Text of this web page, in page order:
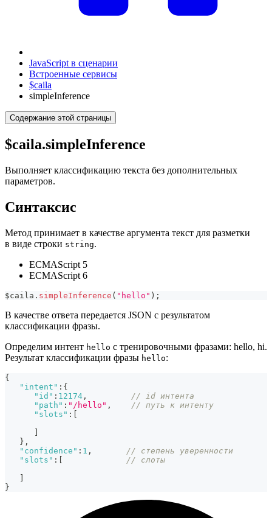
JavaScript в сценарии
Встроенные сервисы
$caila
simpleInference
Содержание этой страницы
$caila.simpleInference
Выполняет классификацию текста без дополнительных
параметров.
Синтаксис
Метод принимает в качестве аргумента текст для разметки
в виде строки string.
ECMAScript 5
ECMAScript 6
$caila . simpleInference ( "hello" ) ;
В качестве ответа передается JSON с результатом
классификации фразы.
Определим интент hello с тренировочными фразами: hello, hi.
Результат классификации фразы hello:
{
"intent" : {
"id" : 12174 ,
// id интента
"path" : "/hello" ,
// путь к интенту
"slots" : [
]
} ,
"confidence" : 1 ,
// степень уверенности
"slots" : [
// слоты
]
}